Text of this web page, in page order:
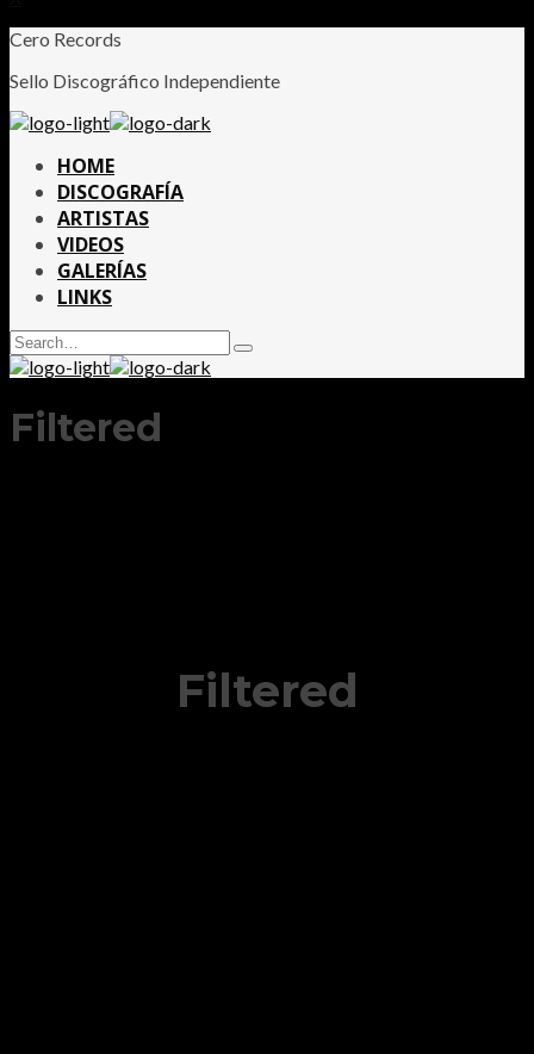
Cero Records
Sello Discográfico Independiente
HOME
DISCOGRAFÍA
ARTISTAS
VIDEOS
GALERÍAS
LINKS
Search
for:
Type
and
Filtered
Filtered